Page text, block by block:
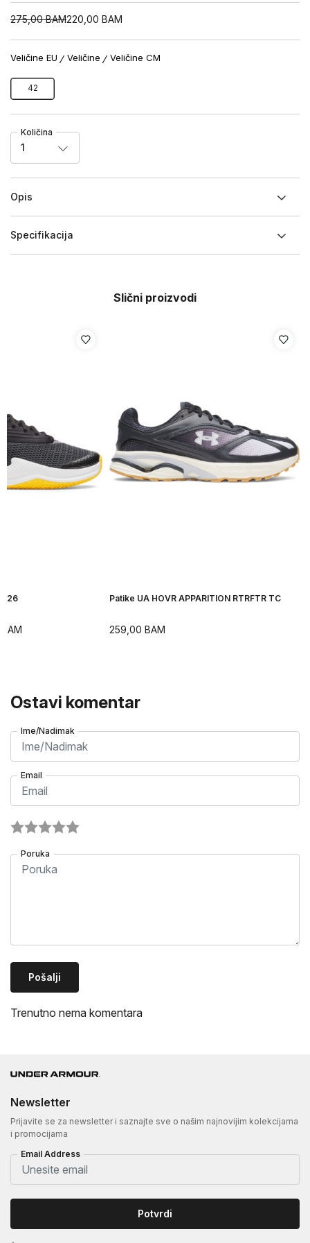
275,00 BAM220,00 BAM
Veličine EU Veličine Veličine CM
42
Količina
1
Opis
Specifikacija
Slični proizvodi
26
BAM
Patike UA HOVR APPARITION RTRFTR TC
259,00 BAM
Ostavi komentar
Ime/Nadimak
Email
Poruka
Pošalji
Trenutno nema komentara
Newsletter
Prijavite se za newsletter i saznajte sve o našim najnovijim kolekcijama
i promocijama
Email Address
Potvrdi